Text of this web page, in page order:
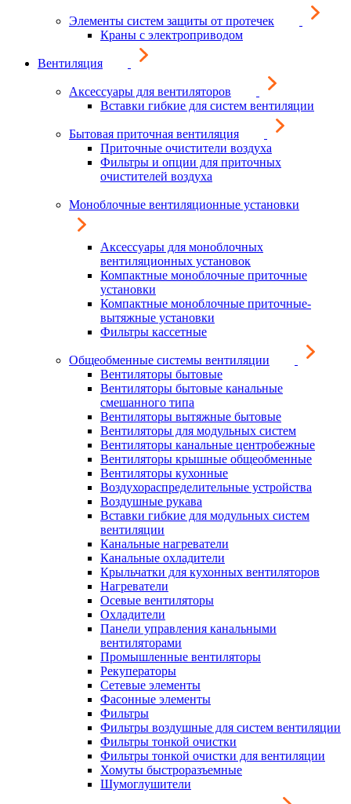
Элементы систем защиты от протечек
Краны с электроприводом
Вентиляция
Аксессуары для вентиляторов
Вставки гибкие для систем вентиляции
Бытовая приточная вентиляция
Приточные очистители воздуха
Фильтры и опции для приточных
очистителей воздуха
Моноблочные вентиляционные установки
Аксессуары для моноблочных
вентиляционных установок
Компактные моноблочные приточные
установки
Компактные моноблочные приточные-
вытяжные установки
Фильтры кассетные
Общеобменные системы вентиляции
Вентиляторы бытовые
Вентиляторы бытовые канальные
смешанного типа
Вентиляторы вытяжные бытовые
Вентиляторы для модульных систем
Вентиляторы канальные центробежные
Вентиляторы крышные общеобменные
Вентиляторы кухонные
Воздухораспределительные устройства
Воздушные рукава
Вставки гибкие для модульных систем
вентиляции
Канальные нагреватели
Канальные охладители
Крыльчатки для кухонных вентиляторов
Нагреватели
Осевые вентиляторы
Охладители
Панели управления канальными
вентиляторами
Промышленные вентиляторы
Рекуператоры
Сетевые элементы
Фасонные элементы
Фильтры
Фильтры воздушные для систем вентиляции
Фильтры тонкой очистки
Фильтры тонкой очистки для вентиляции
Хомуты быстроразъемные
Шумоглушители